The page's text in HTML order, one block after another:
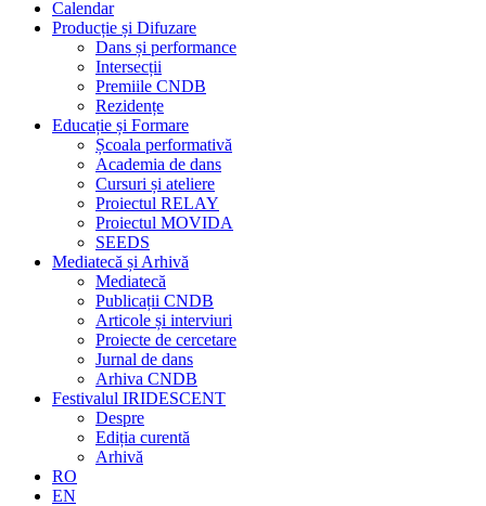
Calendar
Producție și Difuzare
Dans și performance
Intersecții
Premiile CNDB
Rezidențe
Educație și Formare
Școala performativă
Academia de dans
Cursuri și ateliere
Proiectul RELAY
Proiectul MOVIDA
SEEDS
Mediatecă și Arhivă
Mediatecă
Publicații CNDB
Articole și interviuri
Proiecte de cercetare
Jurnal de dans
Arhiva CNDB
Festivalul IRIDESCENT
Despre
Ediția curentă
Arhivă
RO
EN